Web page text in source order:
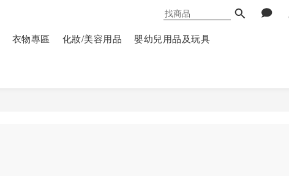
衣物專區 化妝/美容用品
嬰幼兒用品及玩具